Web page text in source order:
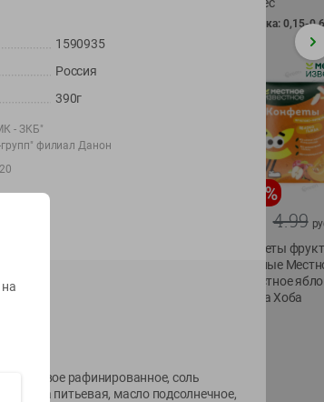
фасовка: 0,15-
%
4.99
Конфеты
ягодные
известное
тыква Хоба
1590935
Россия
390г
- ЗКБ"
филиал Данон
рафинированное, соль
(вода питьевая, масло подсолнечное,
на